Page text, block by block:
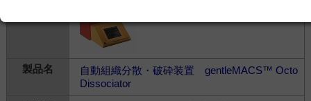
自動組織分散・破砕装置 gentleMACS™ Octo
Dissociator